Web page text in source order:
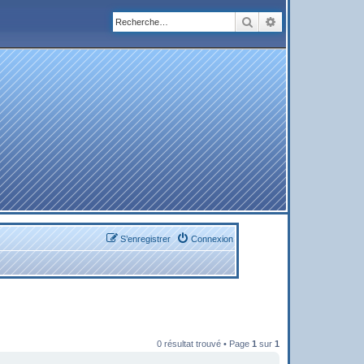
Rechercher
Connexion
S’enregistrer
0 résultat trouvé • Page 1 sur 1